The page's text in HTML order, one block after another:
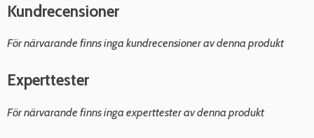
Kundrecensioner
För närvarande finns inga kundrecensioner av denna produkt
Experttester
För närvarande finns inga experttester av denna produkt